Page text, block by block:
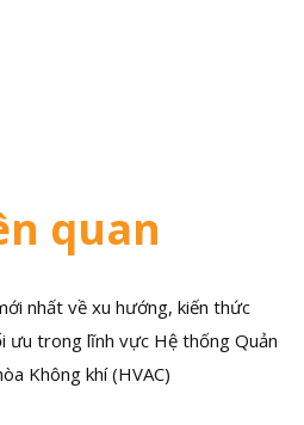
quan
nhất về xu hướng, kiến thức
ưu trong lĩnh vực Hệ thống Quản
Không khí (HVAC)